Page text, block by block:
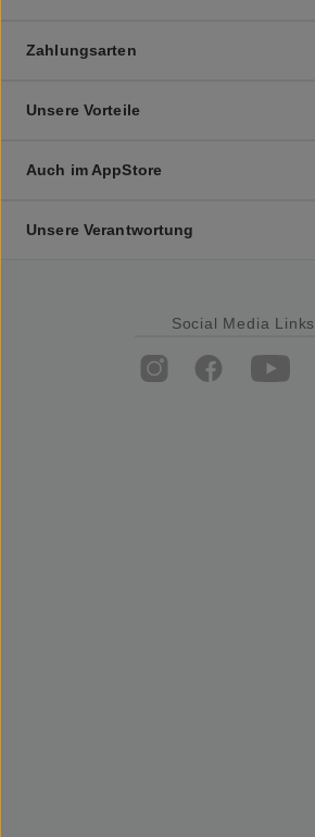
Zahlungsarten
Unsere Vorteile
Auch im AppStore
Unsere Verantwortung
Social Media Links